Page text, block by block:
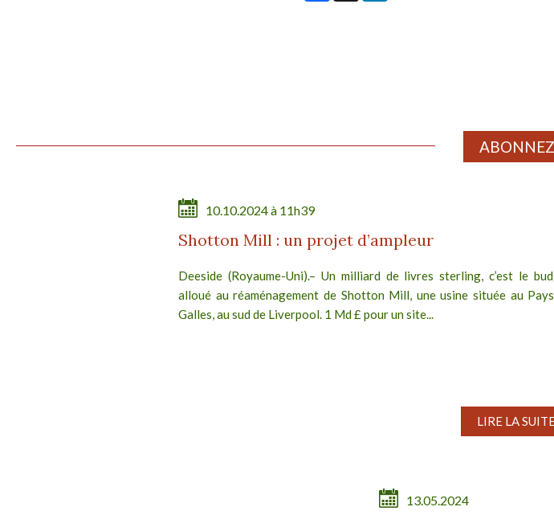
10.10.2024 à 11h39
Shotton Mill : un projet d’ampleur
Deeside (Royaume-Uni).– Un milliard de livres sterling, c’est le
alloué au réaménagement de Shotton Mill, une usine située au
Galles, au sud de Liverpool. 1 Md £ pour un site...
LIRE LA
13.05.2024